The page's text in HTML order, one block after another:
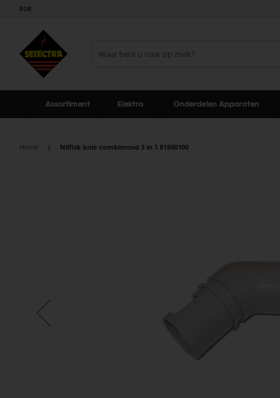
B2B
Assortiment Elektro Onderdelen Apparaten
Home Nilfisk knie combimond 3 in 1 81500100